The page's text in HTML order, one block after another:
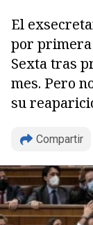
El
por
Sexta tras
mes. Pero
su
Compartir
Copiar